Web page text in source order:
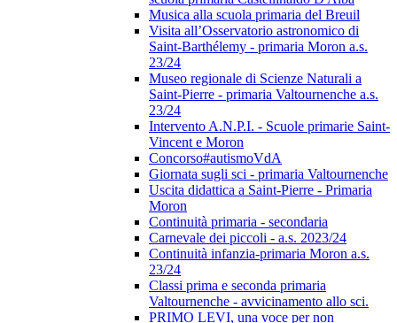
Musica alla scuola primaria del Breuil
Visita all’Osservatorio astronomico di
Saint-Barthélemy - primaria Moron a.s.
23/24
Museo regionale di Scienze Naturali a
Saint-Pierre - primaria Valtournenche a.s.
23/24
Intervento A.N.P.I. - Scuole primarie Saint-
Vincent e Moron
Concorso#autismoVdA
Giornata sugli sci - primaria Valtournenche
Uscita didattica a Saint-Pierre - Primaria
Moron
Continuità primaria - secondaria
Carnevale dei piccoli - a.s. 2023/24
Continuità infanzia-primaria Moron a.s.
23/24
Classi prima e seconda primaria
Valtournenche - avvicinamento allo sci.
PRIMO LEVI, una voce per non